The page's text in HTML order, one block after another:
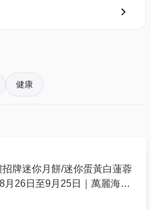
遊
遊
洋活動
歲
餐
健康
牌迷你月餅/迷你蛋黃白蓮蓉
月26日至9月25日｜萬麗海景